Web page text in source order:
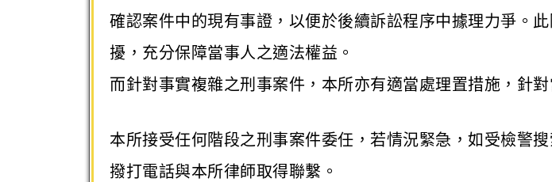
確認案件中的現有事證，以便於後續訴訟程序中據理力爭。
擾，充分保障當事人之適法權益。
而針對事實複雜之刑事案件，本所亦有適當處理置措施，針
本所接受任何階段之刑事案件委任，若情況緊急，如受檢警
撥打電話與本所律師取得聯繫。